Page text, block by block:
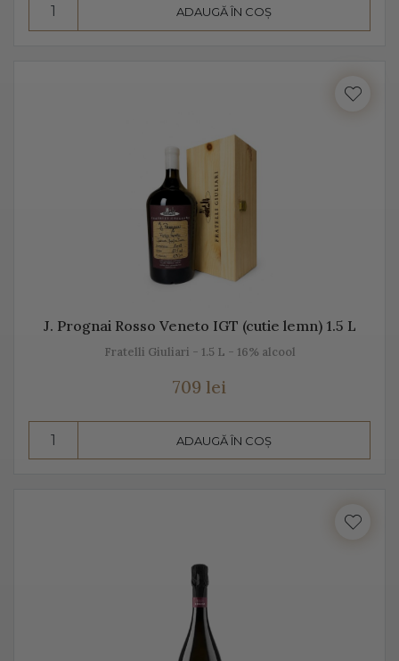
struguri, însă Glera este de departe cel mai cunoscut.
Unii producători, mai amestecă pe lângă Glera și alte
Trevigiana, Perera, Glera lunga, Chardonnay, Pinot
Bianco, Pinot Grigio sau Pinot Nero.
Numele de Prosecco provine de la locul de origine -
satul Prosecco, situat foarte aproape de Trieste. Peste
acolo unde sunt peste 150 de producători. Toți aceștia s-
au asociat într-un Consorțiu pentru a proteja acest vin
spumant italian, cunoscut sub această denumire.
Consumă Prosecco, un vin cunoscut pentru
Prosecco este un vin cunoscut pentru prospețime, este
un vin care nu fermentează după îmbuteliere și care se
scăzut de alcool, astfel că este preferat atât de bărbați,
Se bea în pahare cu pereți înalți, subțiri, rece,
ADAUGĂ ÎN COȘ
J. Prognai Rosso Veneto IGT (cutie lemn) 1.5 L
Fratelli Giuliari - 1.5 L - 16% alcool
709 lei
ADAUGĂ ÎN COȘ